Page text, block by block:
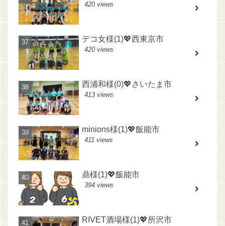
420 views
デコ女様(1)💖西東京市
420 views
西浦和様(0)💖さいたま市
413 views
minions様(1)💖飯能市
411 views
鼎様(1)💖飯能市
394 views
RIVET酒場様(1)💖所沢市